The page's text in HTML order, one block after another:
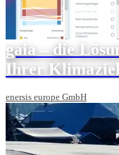
gaia – die
Ihrer
enersis europe GmbH